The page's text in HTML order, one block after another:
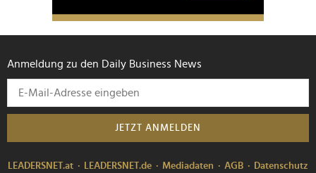
Anmeldung zu den Daily Business News
JETZT ANMELDEN
LEADERSNET.at LEADERSNET.de Mediadaten AGB
Datenschutz